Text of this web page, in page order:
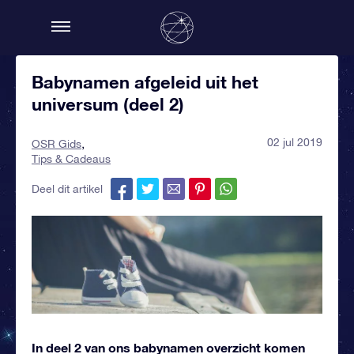
Babynamen afgeleid uit het
universum (deel 2)
OSR Gids
Tips & Cadeaus
02 jul 2019
Deel dit artikel
In deel 2 van ons babynamen overzicht komen